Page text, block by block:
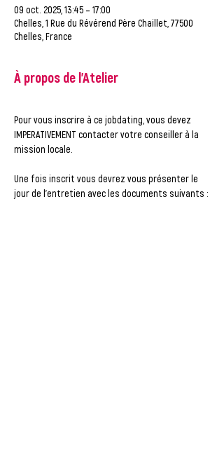
09 oct. 2025, 13:45 – 17:00
Chelles, 1 Rue du Révérend Père Chaillet, 77500
Chelles, France
À propos de l'Atelier
Pour vous inscrire à ce jobdating, vous devez
IMPERATIVEMENT contacter votre conseiller à la
mission locale.
Une fois inscrit vous devrez vous présenter le
jour de l'entretien avec les documents suivants :